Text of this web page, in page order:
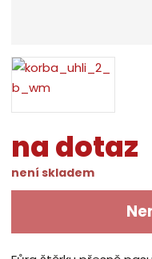
na dotaz
není skladem